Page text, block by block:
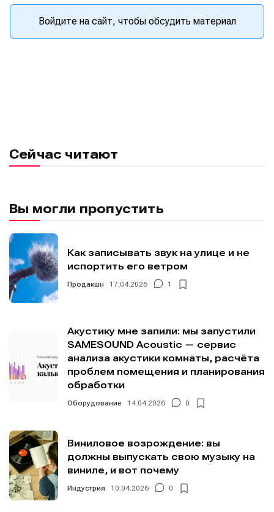
Войдите на сайт, чтобы обсудить материал
Сейчас читают
Вы могли пропустить
Как записывать звук на улице и не
испортить его ветром
Продакшн 17.04.2026 1
Акустику мне запили: мы запустили
SAMESOUND Acoustic — сервис
анализа акустики комнаты, расчёта
проблем помещения и планирования
обработки
Оборудование 14.04.2026 0
Виниловое возрождение: вы
должны выпускать свою музыку на
виниле, и вот почему
Индустрия 10.04.2026 0